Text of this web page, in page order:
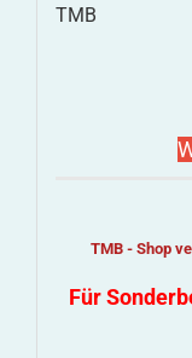
TMB
TMB - Shop
Für